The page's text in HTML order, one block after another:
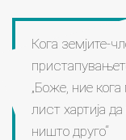
Кога земјите-
„Боже, ние
лист хартија
ништо друго“